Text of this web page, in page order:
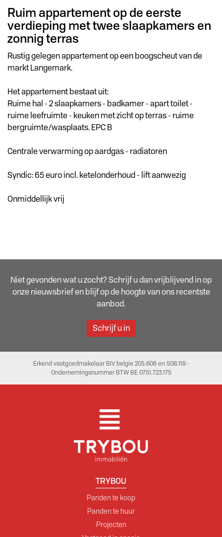
Omschrijving
Ruim appartement op de eerste
verdieping met twee slaapkamers en
zonnig terras
Rustig gelegen appartement op een boogscheut van de
markt Langemark.
Het appartement bestaat uit:
Ruime hal - 2 slaapkamers - badkamer - apart toilet -
ruime leefruimte - keuken met zicht op terras - ruime
bergruimte/wasplaats. EPC B
Centrale verwarming op aardgas - radiatoren
Syndic: 65 euro incl. ketelonderhoud - lift aanwezig
Onmiddellijk vrij
Niet gevonden wat u zocht? Schrijf u dan vrijblijvend in op
onze nieuwsbrief en blijf op de hoogte van ons recentste
aanbod.
Schrijf u in
Erkend vastgoedmakelaar BIV belgie 205.606 en 508.119 -
Ondernemingsnummer BTW BE 0751.723.175
TRYBOU
Panden te koop
Panden te huur
Projecten